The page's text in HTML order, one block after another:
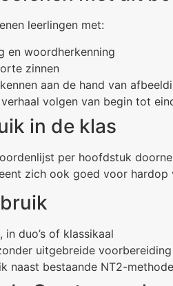
leerlingen met:
en woordherkenning
zinnen
aan de hand van
volgen van begin tot
in de klas
per hoofdstuk
zich ook goed voor hardop
duo’s of klassikaal
uitgebreide voorbereiding
naast bestaande NT2-